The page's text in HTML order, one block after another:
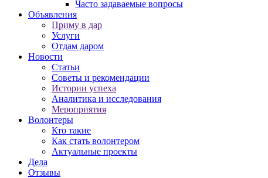
Часто задаваемые вопросы
Объявления
Приму в дар
Услуги
Отдам даром
Новости
Статьи
Советы и рекомендации
Истории успеха
Аналитика и исследования
Мероприятия
Волонтеры
Кто такие
Как стать волонтером
Актуальные проекты
Дела
Отзывы